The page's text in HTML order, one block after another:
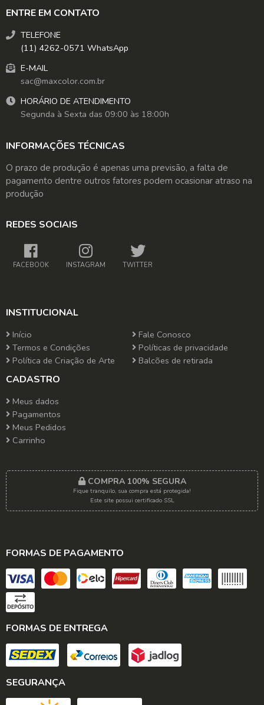
ENTRE EM CONTATO
TELEFONE
(11) 4262-0571 WhatsApp
E-MAIL
sac@maxcolor.com.br
HORÁRIO DE ATENDIMENTO
Segunda à Sexta das 09:00 às 18:00h
INFORMAÇÕES TÉCNICAS
O prazo de produção é apenas uma previsão, a falta de
pagamento dentre outros fatores podem ocasionar atraso na
produção
REDES SOCIAIS
FACEBOOK INSTAGRAM TWITTER
INSTITUCIONAL
Início
Fale Conosco
Termos e Condições
Políticas de privacidade
Política de Criação de Arte
Balcões de retirada
CADASTRO
Meus dados
Pagamentos
Meus Pedidos
Carrinho
COMPRA 100% SEGURA
Fique tranquilo, sua compra está protegida!
Este site possui certificado SSL
FORMAS DE PAGAMENTO
FORMAS DE ENTREGA
SEGURANÇA